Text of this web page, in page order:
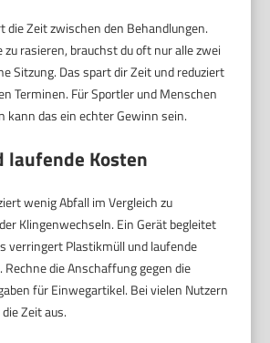
die Zeit zwischen den Behandlungen.
zu rasieren, brauchst du oft nur alle zwei
Sitzung. Das spart dir Zeit und reduziert
Terminen. Für Sportler und Menschen
kann das ein echter Gewinn sein.
laufende Kosten
wenig Abfall im Vergleich zu
Klingenwechseln. Ein Gerät begleitet
verringert Plastikmüll und laufende
die Anschaffung gegen die
für Einwegartikel. Bei vielen Nutzern
Zeit aus.